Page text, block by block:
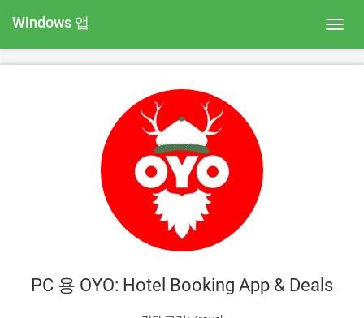
Windows 앱
PC 용 OYO: Hotel Booking App & Deals